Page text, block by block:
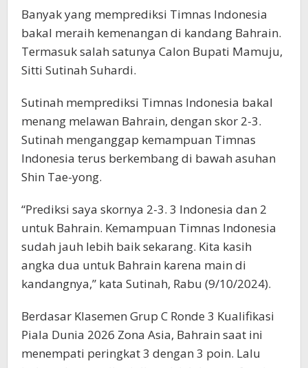
Banyak yang memprediksi Timnas Indonesia
bakal meraih kemenangan di kandang Bahrain.
Termasuk salah satunya Calon Bupati Mamuju,
Sitti Sutinah Suhardi.
Sutinah memprediksi Timnas Indonesia bakal
menang melawan Bahrain, dengan skor 2-3.
Sutinah menganggap kemampuan Timnas
Indonesia terus berkembang di bawah asuhan
Shin Tae-yong.
“Prediksi saya skornya 2-3. 3 Indonesia dan 2
untuk Bahrain. Kemampuan Timnas Indonesia
sudah jauh lebih baik sekarang. Kita kasih
angka dua untuk Bahrain karena main di
kandangnya,” kata Sutinah, Rabu (9/10/2024).
Berdasar Klasemen Grup C Ronde 3 Kualifikasi
Piala Dunia 2026 Zona Asia, Bahrain saat ini
menempati peringkat 3 dengan 3 poin. Lalu